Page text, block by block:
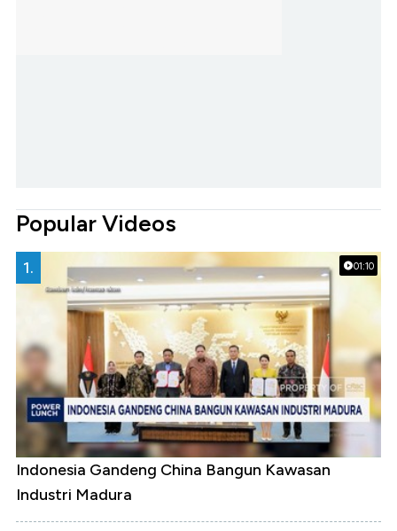
Popular Videos
01:10
1.
Indonesia Gandeng China Bangun Kawasan
Industri Madura